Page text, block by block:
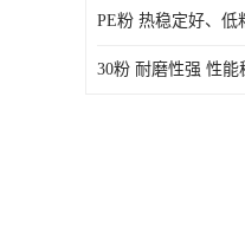
30粉 耐磨性强 性能